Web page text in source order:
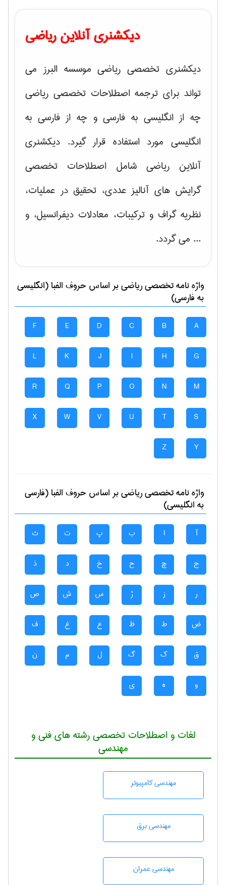
دیکشنری آنلاین ریاضی
دیکشنری تخصصی ریاضی موسسه البرز می
تواند برای ترجمه اصطلاحات تخصصی ریاضی
چه از انگلیسی به فارسی و چه از فارسی به
انگلیسی مورد استفاده قرار گیرد. دیکشنری
آنلاین ریاضی شامل اصطلاحات تخصصی
گرایش های آنالیز عددی، تحقیق در عملیات،
نظریه گراف و تركیبات، معادلات دیفرانسیل، و
... می گردد.
واژه نامه تخصصیرياضیبر اساس حروف الفبا (انگلیسی
به فارسی)
A
B
C
D
E
F
G
H
I
J
K
L
M
N
O
P
Q
R
S
T
U
V
W
X
Y
Z
واژه نامه تخصصیرياضیبر اساس حروف الفبا (فارسی
به انگلیسی)
آ ا ب پ ت ث
ج چ ح خ د ذ
ر ز ژ س ش ص
ض ط ظ ع غ ف
ق ک گ ل م ن
و ه ی
لغات و اصطلاحات تخصصی رشته های فنی و
مهندسی
مهندسی كامپيوتر
مهندسی برق
مهندسی عمران